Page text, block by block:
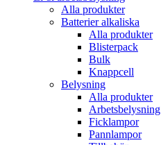
Alla produkter
Batterier alkaliska
Alla produkter
Blisterpack
Bulk
Knappcell
Belysning
Alla produkter
Arbetsbelysning
Ficklampor
Pannlampor